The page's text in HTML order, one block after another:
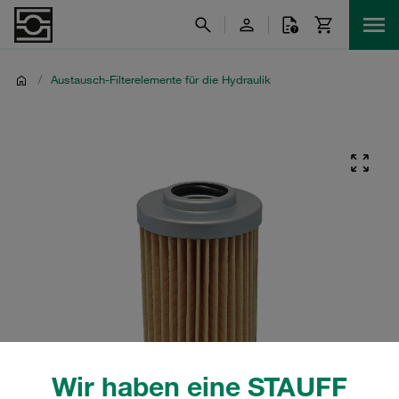
Wir haben eine STAUFF
/ Austausch-Filterelemente für die Hydraulik